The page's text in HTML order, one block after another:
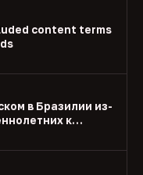
content terms
в Бразилии из-
к